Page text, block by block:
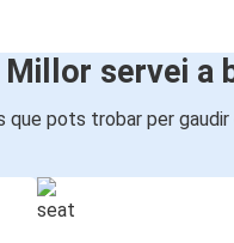
Millor servei a
que pots trobar per